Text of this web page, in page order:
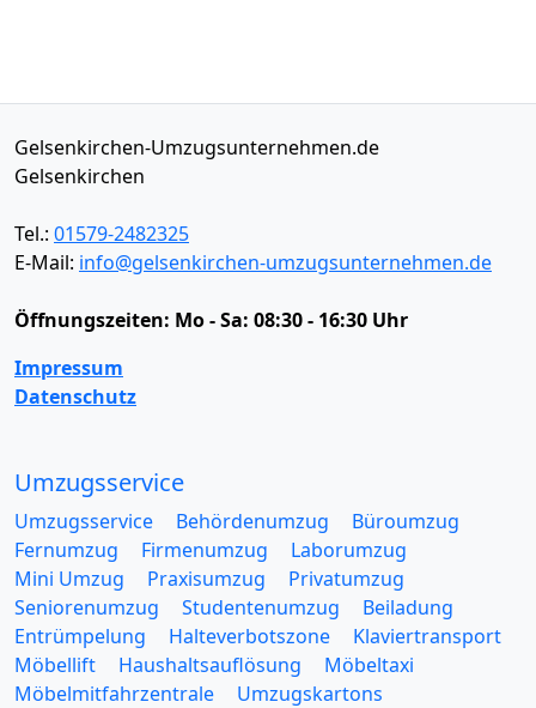
Gelsenkirchen-Umzugsunternehmen.de
Gelsenkirchen
Tel.: 01579-2482325
E-Mail: info@gelsenkirchen-umzugsunternehmen.de
Öffnungszeiten: Mo - Sa: 08:30 - 16:30 Uhr
Impressum
Datenschutz
Umzugsservice
Umzugsservice Behördenumzug
Büroumzug
Fernumzug
Firmenumzug
Laborumzug
Mini Umzug
Praxisumzug
Privatumzug
Seniorenumzug
Studentenumzug
Beiladung
Entrümpelung
Halteverbotszone
Klaviertransport
Möbellift
Haushaltsauflösung
Möbeltaxi
Möbelmitfahrzentrale
Umzugskartons